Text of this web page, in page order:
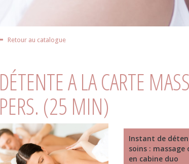
Retour au catalogue
DÉTENTE A LA CARTE
PERS. (25 MIN)
Instant de
soins : massage
en cabine duo